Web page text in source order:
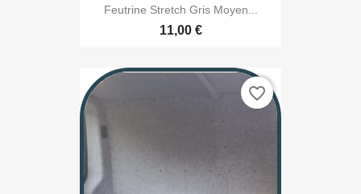
Feutrine Stretch Gris Moyen...
11,00 €
favorite_border